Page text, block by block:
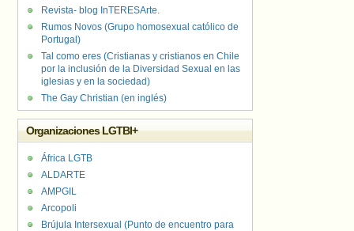
Revista- blog InTERESArte.
Rumos Novos (Grupo homosexual católico de
Portugal)
Tal como eres (Cristianas y cristianos en Chile
por la inclusión de la Diversidad Sexual en las
iglesias y en la sociedad)
The Gay Christian (en inglés)
Organizaciones LGTBI+
África LGTB
ALDARTE
AMPGIL
Arcopoli
Brújula Intersexual (Punto de encuentro para